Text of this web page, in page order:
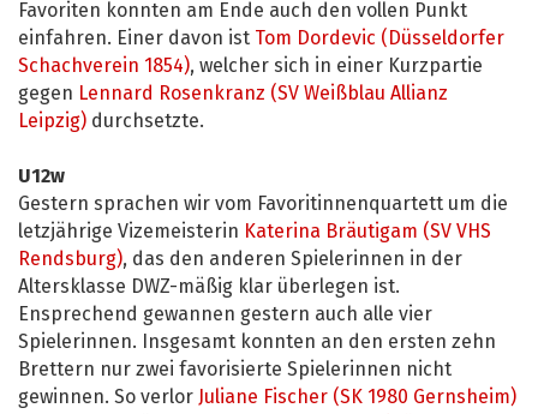
Favoriten konnten am Ende auch den vollen Punkt
einfahren. Einer davon ist Tom Dordevic (Düsseldorfer
Schachverein 1854), welcher sich in einer Kurzpartie
gegen Lennard Rosenkranz (SV Weißblau Allianz
Leipzig) durchsetzte.
U12w
Gestern sprachen wir vom Favoritinnenquartett um die
letzjährige Vizemeisterin Katerina Bräutigam (SV VHS
Rendsburg), das den anderen Spielerinnen in der
Altersklasse DWZ-mäßig klar überlegen ist.
Ensprechend gewannen gestern auch alle vier
Spielerinnen. Insgesamt konnten an den ersten zehn
Brettern nur zwei favorisierte Spielerinnen nicht
gewinnen. So verlor Juliane Fischer (SK 1980 Gernsheim)